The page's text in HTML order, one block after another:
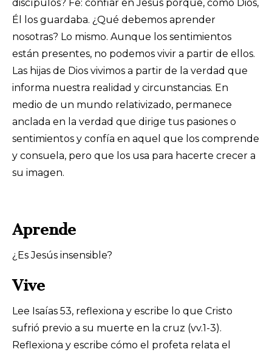
discípulos? Fe: confiar en Jesús porque, como Dios,
Él los guardaba. ¿Qué debemos aprender
nosotras? Lo mismo. Aunque los sentimientos
están presentes, no podemos vivir a partir de ellos.
Las hijas de Dios vivimos a partir de la verdad que
informa nuestra realidad y circunstancias. En
medio de un mundo relativizado, permanece
anclada en la verdad que dirige tus pasiones o
sentimientos y confía en aquel que los comprende
y consuela, pero que los usa para hacerte crecer a
su imagen.
Aprende
¿Es Jesús insensible?
Vive
Lee Isaías 53, reflexiona y escribe lo que Cristo
sufrió previo a su muerte en la cruz (vv.1-3).
Reflexiona y escribe cómo el profeta relata el